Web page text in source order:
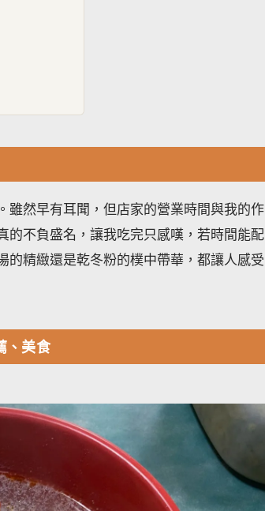
雖然早有耳聞，但店家的營業時間與我的作
的不負盛名，讓我吃完只感嘆，若時間能配
的精緻還是乾冬粉的樸中帶華，都讓人感受
、美食